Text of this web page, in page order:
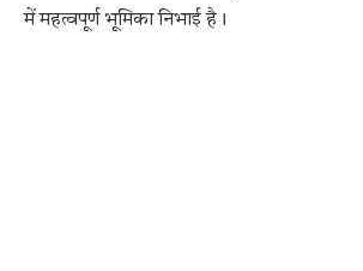
में महत्वपूर्ण भूमिका निभाई है।